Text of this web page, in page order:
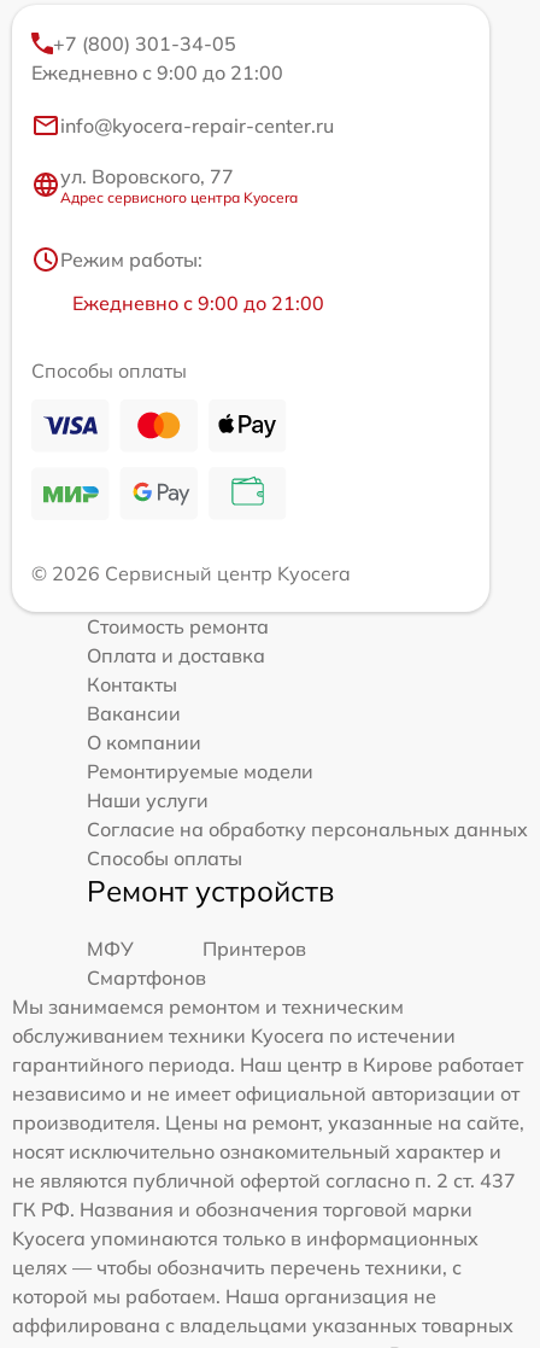
+7 (800) 301-34-05
Ежедневно с 9:00 до 21:00
info@kyocera-repair-center.ru
ул. Воровского, 77
Адрес сервисного центра Kyocera
Режим работы:
Ежедневно с 9:00 до 21:00
Способы оплаты
© 2026 Сервисный центр Kyocera
Стоимость ремонта
Оплата и доставка
Контакты
Вакансии
О компании
Ремонтируемые модели
Наши услуги
Согласие на обработку персональных данных
Способы оплаты
Ремонт устройств
МФУ
Принтеров
Смартфонов
Мы занимаемся ремонтом и техническим
обслуживанием техники Kyocera по истечении
гарантийного периода. Наш центр в Кирове работает
независимо и не имеет официальной авторизации от
производителя. Цены на ремонт, указанные на сайте,
носят исключительно ознакомительный характер и
не являются публичной офертой согласно п. 2 ст. 437
ГК РФ. Названия и обозначения торговой марки
Kyocera упоминаются только в информационных
целях — чтобы обозначить перечень техники, с
которой мы работаем. Наша организация не
аффилирована с владельцами указанных товарных